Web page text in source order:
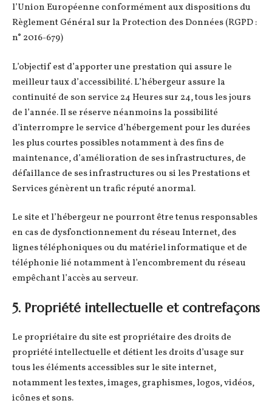
l’Union Européenne conformément aux dispositions du
Règlement Général sur la Protection des Données (RGPD :
n° 2016-679)
L’objectif est d’apporter une prestation qui assure le
meilleur taux d’accessibilité. L’hébergeur assure la
continuité de son service 24 Heures sur 24, tous les jours
de l’année. Il se réserve néanmoins la possibilité
d’interrompre le service d’hébergement pour les durées
les plus courtes possibles notamment à des fins de
maintenance, d’amélioration de ses infrastructures, de
défaillance de ses infrastructures ou si les Prestations et
Services génèrent un trafic réputé anormal.
Le site et l’hébergeur ne pourront être tenus responsables
en cas de dysfonctionnement du réseau Internet, des
lignes téléphoniques ou du matériel informatique et de
téléphonie lié notamment à l’encombrement du réseau
empêchant l’accès au serveur.
5. Propriété intellectuelle et contrefaçons
Le propriétaire du site est propriétaire des droits de
propriété intellectuelle et détient les droits d’usage sur
tous les éléments accessibles sur le site internet,
notamment les textes, images, graphismes, logos, vidéos,
icônes et sons.